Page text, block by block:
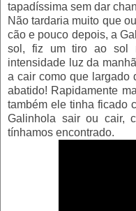
tapadíssima sem dar
Não tardaria muito que
cão e pouco depois, a
sol, fiz um tiro ao sol
intensidade luz da
a cair como que largado
abatido! Rapidamente
também ele tinha ficado
Galinhola sair ou cair,
tínhamos encontrado.